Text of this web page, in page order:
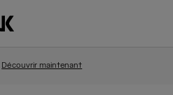
Découvrir maintenant